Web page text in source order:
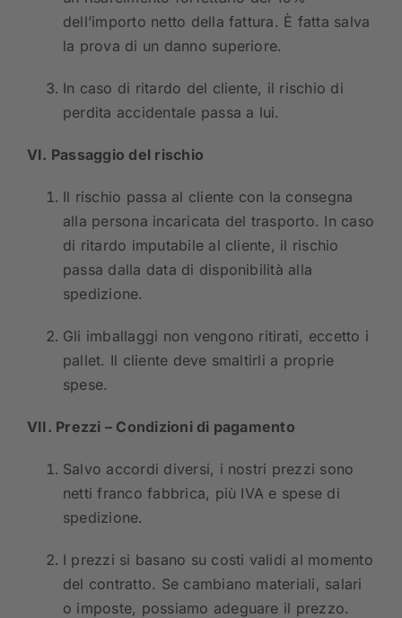
dell’importo netto della fattura. È fatta salva
la prova di un danno superiore.
In caso di ritardo del cliente, il rischio di
perdita accidentale passa a lui.
VI. Passaggio del rischio
Il rischio passa al cliente con la consegna
alla persona incaricata del trasporto. In caso
di ritardo imputabile al cliente, il rischio
passa dalla data di disponibilità alla
spedizione.
Gli imballaggi non vengono ritirati, eccetto i
pallet. Il cliente deve smaltirli a proprie
spese.
VII. Prezzi – Condizioni di pagamento
Salvo accordi diversi, i nostri prezzi sono
netti franco fabbrica, più IVA e spese di
spedizione.
I prezzi si basano su costi validi al momento
del contratto. Se cambiano materiali, salari
o imposte, possiamo adeguare il prezzo.